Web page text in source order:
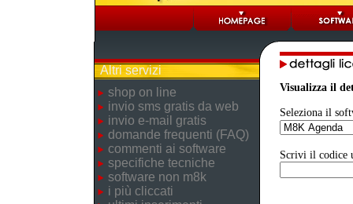
Altri servizi
shop on line
invio sms gratis da web
invio e-mail gratis
domande frequenti (FAQ)
commenti ai software
specifiche tecniche
software non m8k
i più cliccati
Visualizza il
Seleziona il
Scrivi il codice